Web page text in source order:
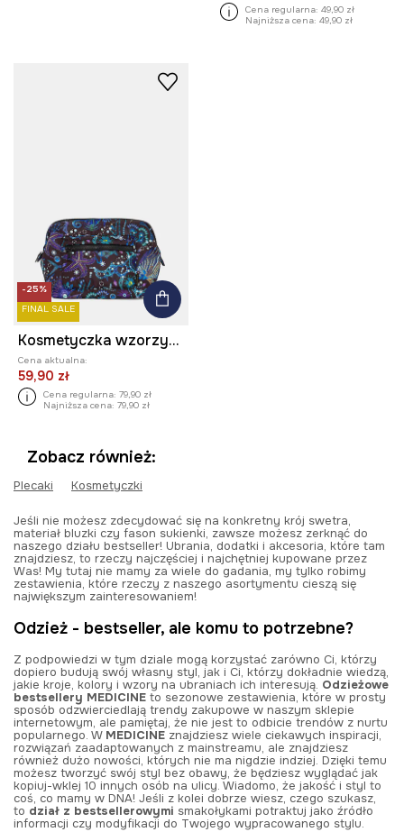
Cena regularna: 49,90 zł
Najniższa cena: 49,90 zł
-25%
FINAL SALE
Kosmetyczka wzorzysta
Cena aktualna:
59,90 zł
Cena regularna: 79,90 zł
Najniższa cena: 79,90 zł
Zobacz również:
Plecaki Kosmetyczki
Jeśli nie możesz zdecydować się na konkretny krój swetra,
materiał bluzki czy fason sukienki, zawsze możesz zerknąć do
naszego działu bestseller! Ubrania, dodatki i akcesoria, które tam
znajdziesz, to rzeczy najczęściej i najchętniej kupowane przez
Was! My tutaj nie mamy za wiele do gadania, my tylko robimy
zestawienia, które rzeczy z naszego asortymentu cieszą się
największym zainteresowaniem!
Odzież - bestseller, ale komu to potrzebne?
Z podpowiedzi w tym dziale mogą korzystać zarówno Ci, którzy
dopiero budują swój własny styl, jak i Ci, którzy dokładnie wiedzą,
jakie kroje, kolory i wzory na ubraniach ich interesują. Odzieżowe
bestsellery MEDICINE to sezonowe zestawienia, które w prosty
sposób odzwierciedlają trendy zakupowe w naszym sklepie
internetowym, ale pamiętaj, że nie jest to odbicie trendów z nurtu
popularnego. W MEDICINE znajdziesz wiele ciekawych inspiracji,
rozwiązań zaadaptowanych z mainstreamu, ale znajdziesz
również dużo nowości, których nie ma nigdzie indziej. Dzięki temu
możesz tworzyć swój styl bez obawy, że będziesz wyglądać jak
kopiuj-wklej 10 innych osób na ulicy. Wiadomo, że jakość i styl to
coś, co mamy w DNA! Jeśli z kolei dobrze wiesz, czego szukasz,
to dział z bestsellerowymi smakołykami potraktuj jako źródło
informacji czy modyfikacji do Twojego wypracowanego stylu.